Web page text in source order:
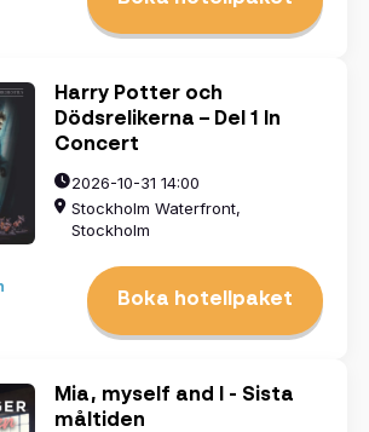
Harry Potter och
Dödsrelikerna – Del 1 In
Concert
2026-10-31 14:00
Stockholm Waterfront,
Stockholm
Boka hotellpaket
Mia, myself and I - Sista
måltiden